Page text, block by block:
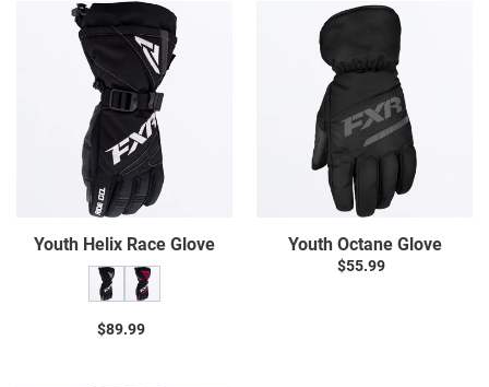
Youth
Helix
Race
Glove
Youth Helix Race Glove
Prix
$89.99
Youth
Octane
Glove
Youth Octane Glove
Prix
$55.99